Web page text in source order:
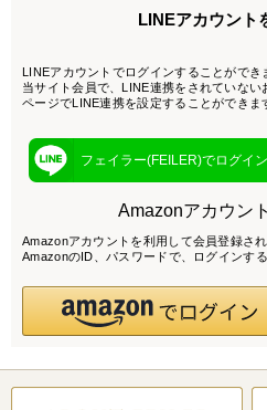
LINEアカウント
LINEアカウントでログインすることができ
当サイト会員で、LINE連携をされていな
ページでLINE連携を設定することができま
フェイラー(FEILER)でログイン
Amazonアカウン
Amazonアカウントを利用して会員登録され
AmazonのID、パスワードで、ログインす